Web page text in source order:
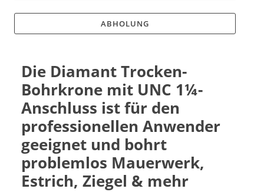
ABHOLUNG
Die Diamant Trocken-
Bohrkrone mit UNC 1¼-
Anschluss ist für den
professionellen Anwender
geeignet und bohrt
problemlos Mauerwerk,
Estrich, Ziegel & mehr